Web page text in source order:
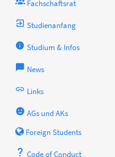
Fachschaftsrat
Studienanfang
Studium & Infos
News
Links
AGs und AKs
Foreign Students
Code of Conduct